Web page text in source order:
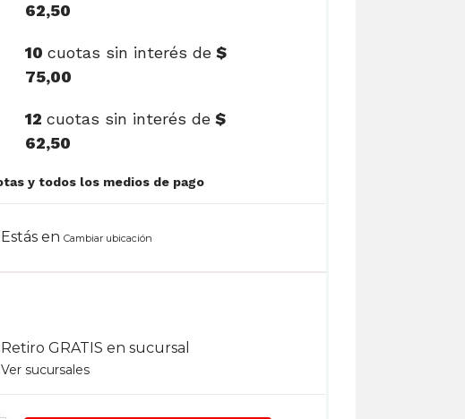
Estás enCambiar ubicación
Retiro GRATIS en sucursal
Ver sucursales
62,50
10cuotas sin interés de $
75,00
12cuotas sin interés de $
62,50
Ver cuotas y todos los medios de pago